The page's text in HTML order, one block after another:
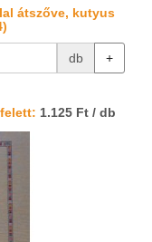
átszőve, kutyus
db +
1.125 Ft / db